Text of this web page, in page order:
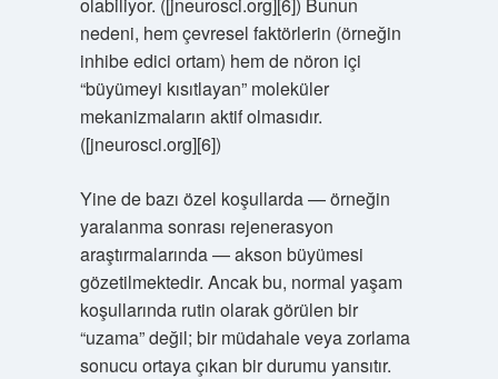
nedeni, hem çevresel faktörlerin (örneğin
inhibe edici ortam) hem de nöron içi
“büyümeyi kısıtlayan” moleküler
mekanizmaların aktif olmasıdır.
([jneurosci.org][6])
Yine de bazı özel koşullarda — örneğin
yaralanma sonrası rejenerasyon
araştırmalarında — akson büyümesi
gözetilmektedir. Ancak bu, normal yaşam
koşullarında rutin olarak görülen bir
“uzama” değil; bir müdahale veya zorlama
sonucu ortaya çıkan bir durumu yansıtır.